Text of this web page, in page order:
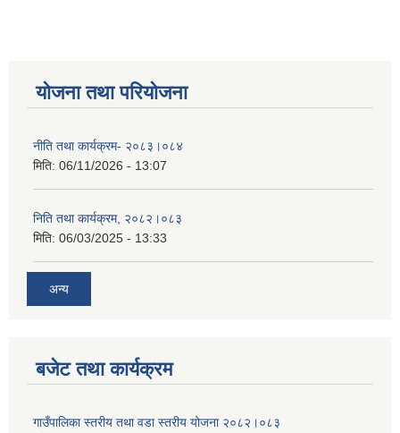
योजना तथा परियोजना
नीति तथा कार्यक्रम- २०८३।०८४
मिति: 06/11/2026 - 13:07
निति तथा कार्यक्रम, २०८२।०८३
मिति: 06/03/2025 - 13:33
अन्य
बजेट तथा कार्यक्रम
गाउँपालिका स्तरीय तथा वडा स्तरीय योजना २०८२।०८३